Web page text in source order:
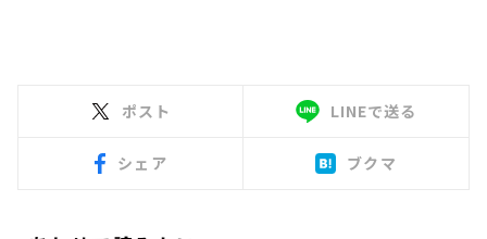
ポスト LINEで送る
シェア ブクマ